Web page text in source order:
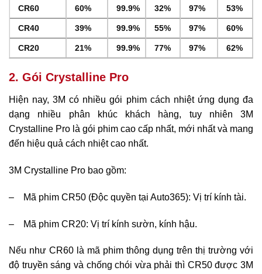
CR60 60% 99.9% 32% 97% 53%
CR40 39% 99.9% 55% 97% 60%
CR20 21% 99.9% 77% 97% 62%
2. Gói Crystalline Pro
Hiện nay, 3M có nhiều gói phim cách nhiệt ứng dụng đa
dạng nhiều phân khúc khách hàng, tuy nhiên 3M
Crystalline Pro là gói phim cao cấp nhất, mới nhất và mang
đến hiệu quả cách nhiệt cao nhất.
3M Crystalline Pro bao gồm:
– Mã phim CR50 (Độc quyền tại Auto365): Vị trí kính tài.
– Mã phim CR20: Vị trí kính sườn, kính hậu.
Nếu như CR60 là mã phim thông dụng trên thị trường với
độ truyền sáng và chống chói vừa phải thì CR50 được 3M